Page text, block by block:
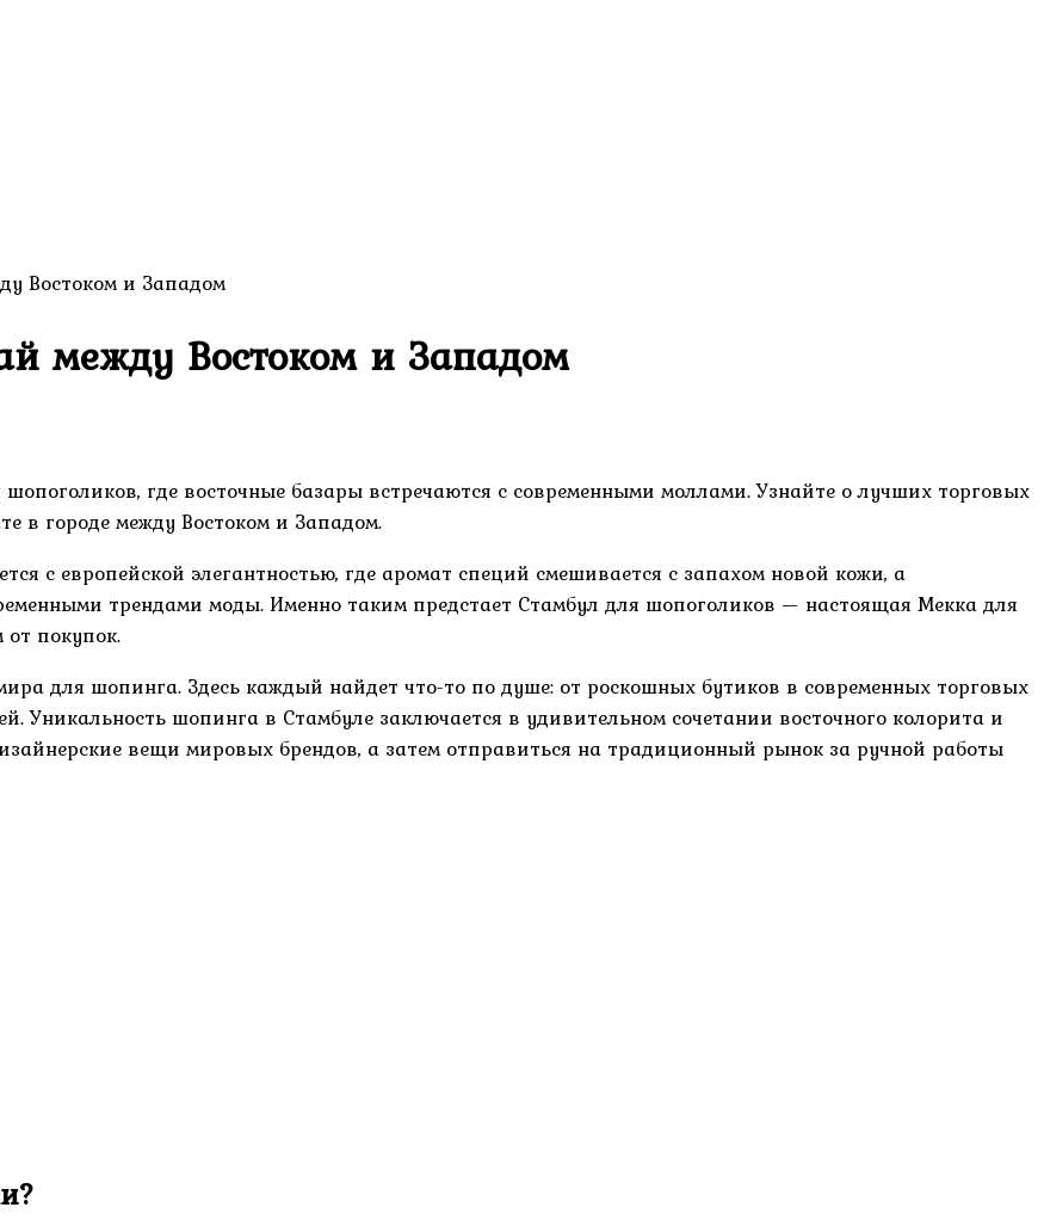
Востоком и Западом
между Востоком и Западом
где восточные базары встречаются с современными моллами. Узнайте о лучших торговых
в городе между Востоком и Западом.
с европейской элегантностью, где аромат специй смешивается с запахом новой кожи, а
трендами моды. Именно таким предстает Стамбул для шопоголиков — настоящая Мекка для
покупок.
для шопинга. Здесь каждый найдет что-то по душе: от роскошных бутиков в современных торговых
Уникальность шопинга в Стамбуле заключается в удивительном сочетании восточного колорита и
вещи мировых брендов, а затем отправиться на традиционный рынок за ручной работы